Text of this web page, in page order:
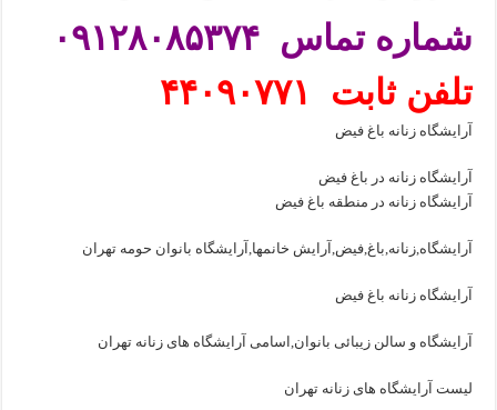
شماره تماس۰۹۱۲۸۰۸۵۳۷۴
تلفن ثابت ۴۴۰۹۰۷۷۱
آرایشگاه زنانه باغ فیض
آرایشگاه زنانه در باغ فیض
آرایشگاه زنانه در منطقه باغ فیض
آرایشگاه,زنانه,باغ,فیض,آرایش خانمها,آرایشگاه بانوان حومه تهران
آرایشگاه زنانه باغ فیض
آرایشگاه و سالن زیبائی بانوان,اسامی آرایشگاه های زنانه تهران
لیست آرایشگاه های زنانه تهران